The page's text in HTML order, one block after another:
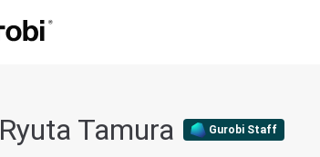
Ryuta Tamura Gurobi Staff